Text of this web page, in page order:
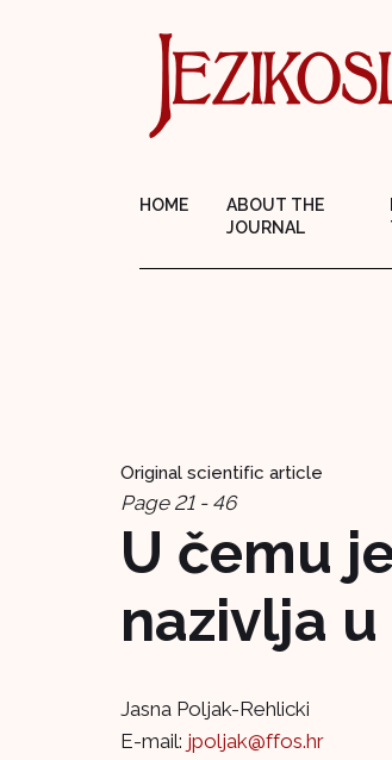
HOME
ABOUT THE
JOURNAL
Original scientific article
Page 21 - 46
U čemu
nazivlja
Jasna Poljak-Rehlicki
E-mail: jpoljak@ffos.hr